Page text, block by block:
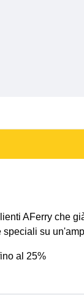
AFerry che
su
al 25%